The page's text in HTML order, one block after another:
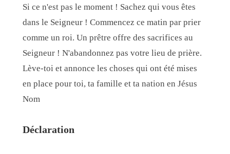
Si ce n'est pas le moment ! Sachez qui vous êtes
dans le Seigneur ! Commencez ce matin par prier
comme un roi. Un prêtre offre des sacrifices au
Seigneur ! N'abandonnez pas votre lieu de prière.
Lève-toi et annonce les choses qui ont été mises
en place pour toi, ta famille et ta nation en Jésus
Nom
Déclaration